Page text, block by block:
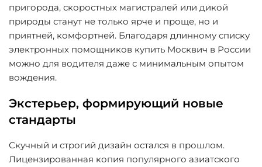
пригорода, скоростных магистралей или дикой
природы станут не только ярче и проще, но и
приятней, комфортней. Благодаря длинному списку
электронных помощников купить Москвич в России
можно для водителя даже с минимальным опытом
вождения.
Экстерьер, формирующий новые
стандарты
Скучный и строгий дизайн остался в прошлом.
Лицензированная копия популярного азиатского